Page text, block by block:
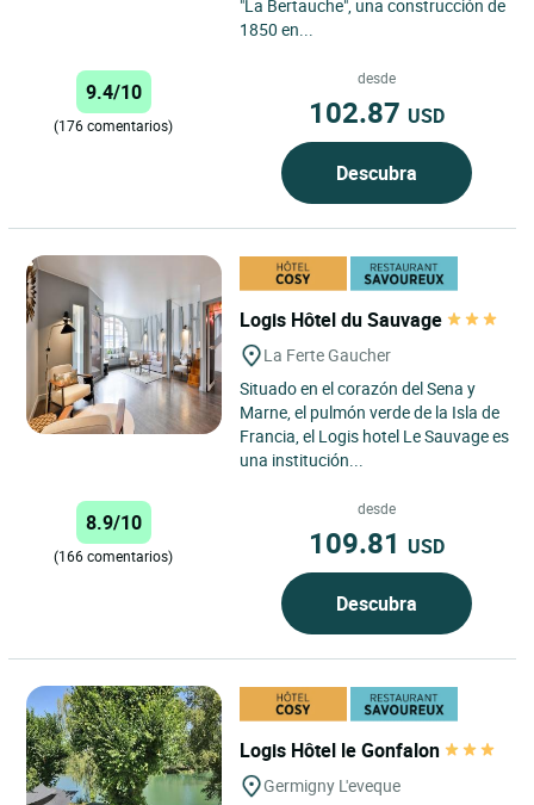
"La Bertauche", una construcción de
1850 en...
9.4/10
(176 comentarios)
desde
102.87 USD
Descubra
Logis Hôtel du Sauvage
La Ferte Gaucher
Situado en el corazón del Sena y
Marne, el pulmón verde de la Isla de
Francia, el Logis hotel Le Sauvage es
una institución...
8.9/10
(166 comentarios)
desde
109.81 USD
Descubra
Logis Hôtel le Gonfalon
Germigny L'eveque